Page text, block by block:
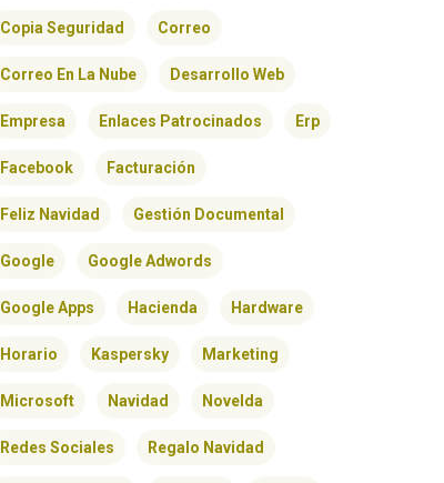
Copia Seguridad Correo
Correo En La Nube Desarrollo Web
Empresa Enlaces Patrocinados Erp
Facebook Facturación
Feliz Navidad Gestión Documental
Google Google Adwords
Google Apps Hacienda Hardware
Horario Kaspersky Marketing
Microsoft Navidad Novelda
Redes Sociales Regalo Navidad